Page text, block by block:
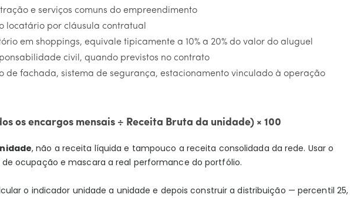
e serviços comuns do empreendimento
locatário por cláusula contratual
em shoppings, equivale tipicamente a 10% a 20% do valor do aluguel
civil, quando previstos no contrato
de fachada, sistema de segurança, estacionamento vinculado à operação
os encargos mensais ÷ Receita Bruta da unidade) × 100
, não a receita líquida e tampouco a receita consolidada da rede. Usar o
ocupação e mascara a real performance do portfólio.
o indicador unidade a unidade e depois construir a distribuição — percentil 25,